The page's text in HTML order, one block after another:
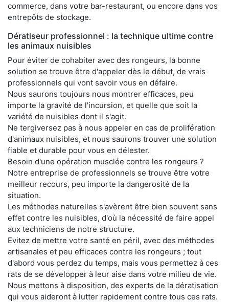
commerce, dans votre bar-restaurant, ou encore dans vos
entrepôts de stockage.
Dératiseur professionnel : la technique ultime contre
les animaux nuisibles
Pour éviter de cohabiter avec des rongeurs, la bonne
solution se trouve être d'appeler dès le début, de vrais
professionnels qui vont savoir vous en défaire.
Nous saurons toujours nous montrer efficaces, peu
importe la gravité de l'incursion, et quelle que soit la
variété de nuisibles dont il s'agit.
Ne tergiversez pas à nous appeler en cas de prolifération
d'animaux nuisibles, et nous saurons trouver une solution
fiable et durable pour vous en délester.
Besoin d'une opération musclée contre les rongeurs ?
Notre entreprise de professionnels se trouve être votre
meilleur recours, peu importe la dangerosité de la
situation.
Les méthodes naturelles s'avèrent être bien souvent sans
effet contre les nuisibles, d'où la nécessité de faire appel
aux techniciens de notre structure.
Evitez de mettre votre santé en péril, avec des méthodes
artisanales et peu efficaces contre les rongeurs ; tout
d'abord vous perdez du temps, mais vous permettez à ces
rats de se développer à leur aise dans votre milieu de vie.
Nous mettons à disposition, des experts de la dératisation
qui vous aideront à lutter rapidement contre tous ces rats.